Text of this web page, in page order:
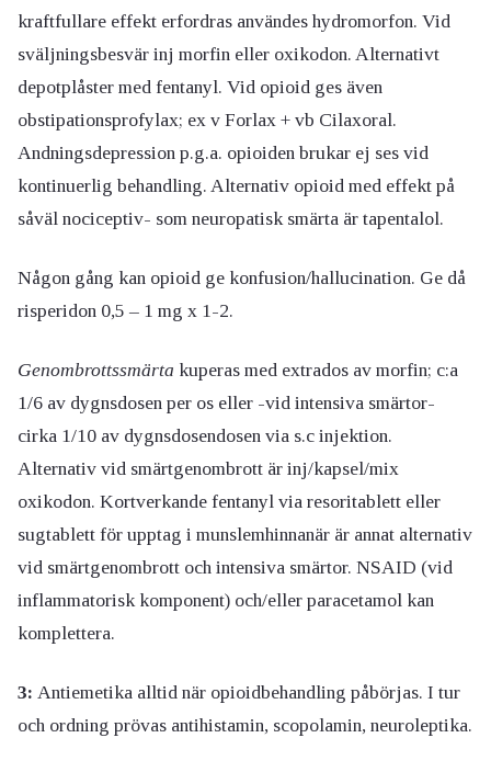
kraftfullare effekt erfordras användes hydromorfon. Vid
sväljningsbesvär inj morfin eller oxikodon. Alternativt
depotplåster med fentanyl. Vid opioid ges även
obstipationsprofylax; ex v Forlax + vb Cilaxoral.
Andningsdepression p.g.a. opioiden brukar ej ses vid
kontinuerlig behandling. Alternativ opioid med effekt på
såväl nociceptiv- som neuropatisk smärta är tapentalol.
Någon gång kan opioid ge konfusion/hallucination. Ge då
risperidon 0,5 – 1 mg x 1-2.
Genombrottssmärta kuperas med extrados av morfin; c:a
1/6 av dygnsdosen per os eller -vid intensiva smärtor-
cirka 1/10 av dygnsdosendosen via s.c injektion.
Alternativ vid smärtgenombrott är inj/kapsel/mix
oxikodon. Kortverkande fentanyl via resoritablett eller
sugtablett för upptag i munslemhinnanär är annat alternativ
vid smärtgenombrott och intensiva smärtor. NSAID (vid
inflammatorisk komponent) och/eller paracetamol kan
komplettera.
3: Antiemetika alltid när opioidbehandling påbörjas. I tur
och ordning prövas antihistamin, scopolamin, neuroleptika.